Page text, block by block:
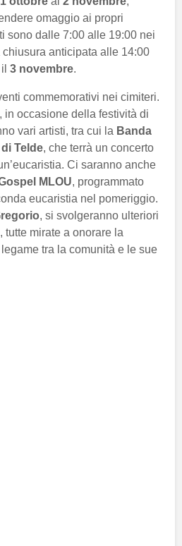
omaggio ai propri
sono dalle 7:00 alle 19:00 nei
anticipata alle 14:00
3 novembre.
commemorativi nei cimiteri.
, in occasione della festività di
vari artisti, tra cui la Banda
Telde, che terrà un concerto
Ci saranno anche
MLOU, programmato
eucaristia nel pomeriggio.
, si svolgeranno ulteriori
mirate a onorare la
tra la comunità e le sue